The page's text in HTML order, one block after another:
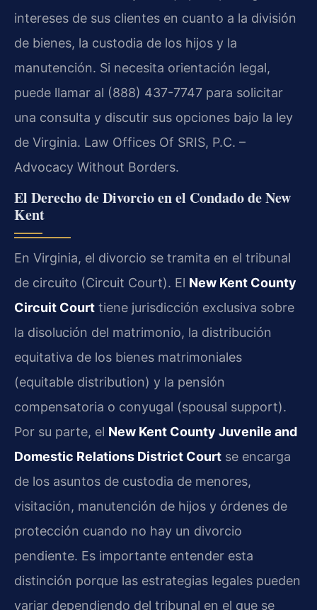
intereses de sus clientes en cuanto a la división
de bienes, la custodia de los hijos y la
manutención. Si necesita orientación legal,
puede llamar al (888) 437-7747 para solicitar
una consulta y discutir sus opciones bajo la ley
de Virginia. Law Offices Of SRIS, P.C. –
Advocacy Without Borders.
El Derecho de Divorcio en el Condado de New
Kent
En Virginia, el divorcio se tramita en el tribunal
de circuito (Circuit Court). El New Kent County
Circuit Court tiene jurisdicción exclusiva sobre
la disolución del matrimonio, la distribución
equitativa de los bienes matrimoniales
(equitable distribution) y la pensión
compensatoria o conyugal (spousal support).
Por su parte, el New Kent County Juvenile and
Domestic Relations District Court se encarga
de los asuntos de custodia de menores,
visitación, manutención de hijos y órdenes de
protección cuando no hay un divorcio
pendiente. Es importante entender esta
distinción porque las estrategias legales pueden
variar dependiendo del tribunal en el que se